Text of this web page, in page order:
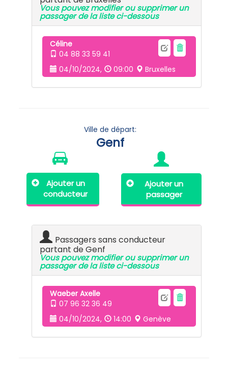
Vous pouvez modifier ou supprimer un
passager de la liste ci-dessous
Céline
04 88 33 59 41
04/10/2024,
09:00 Bruxelles
Ville de départ:
Genf
Ajouter un
conducteur
Ajouter un
passager
Passagers sans conducteur
partant de Genf
Vous pouvez modifier ou supprimer un
passager de la liste ci-dessous
Waeber Axelle
07 96 32 36 49
04/10/2024,
14:00 Genève